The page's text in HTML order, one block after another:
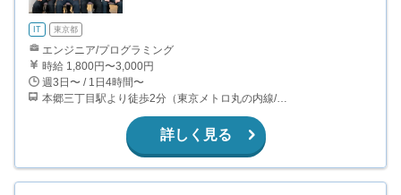
IT 東京都
エンジニア/プログラミング
時給 1,800円〜3,000円
週3日〜 / 1日4時間〜
本郷三丁目駅より徒歩2分（東京メトロ丸の内線/都営地下鉄大江戸線）
詳しく見る